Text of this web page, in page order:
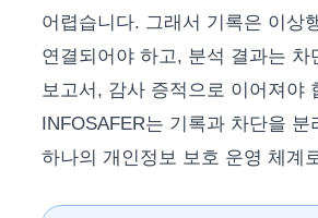
어렵습니다. 그래서 기록은 이상
연결되어야 하고, 분석 결과는 차
보고서, 감사 증적으로 이어져야
INFOSAFER는 기록과 차단을 분
하나의 개인정보 보호 운영 체계